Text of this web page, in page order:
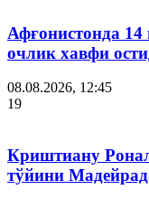
Афғонистонда
очлик хавфи
08.08.2026, 12:45
19
Криштиану
тўйини